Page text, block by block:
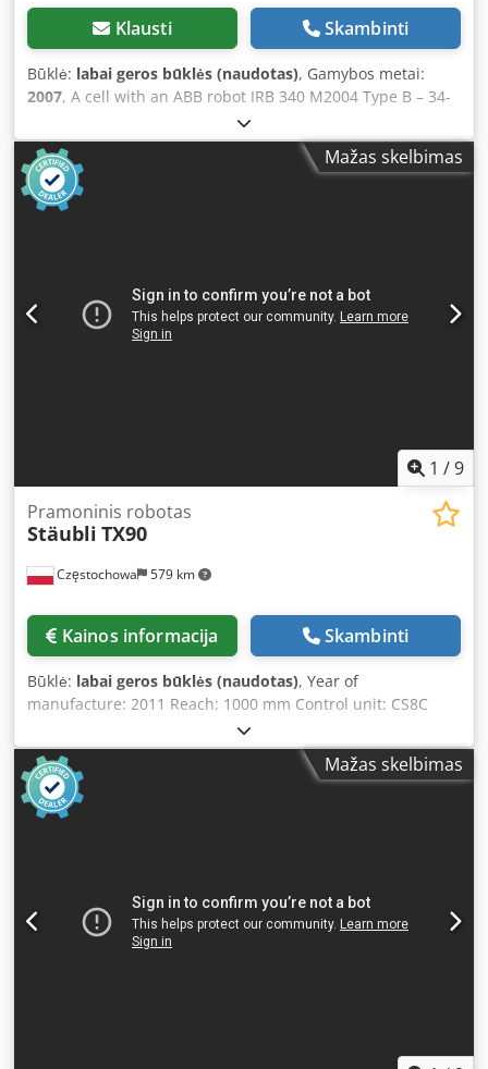
Klausti Skambinti
Būklė: labai geros būklės (naudotas), Gamybos metai:
2007, A cell with an ABB robot IRB 340 M2004 Type B – 34-
51225 One of the fastest pick-and-place robots of its
decade Delta robot for high-speed handling, object
identification, and stacking Quantity: 10 units Year of
manufacture: 2008 Control system: ABB M2004 Number of
axes: 4 Payload: 1 kg Robot weight: 140 kg Reach: Diameter
complete robot: €6,400/unit PRICE for a robot in a cell:
€7,100/unit ⤵ (with vision system and software)
Mažas skelbimas
1 /9
Częstochowa 579 km
Pramoninis robotas
Stäubli TX90
Kainos informacija Skambinti
Būklė: labai geros būklės (naudotas), Year of
manufacture: 2011 Reach: 1000 mm Control unit: CS8C
Payload: 6 kg Repeatability: ±0.03 mm Csdpfewcd R Ssx
Agmsha Robot weight: 111 kg Axes: 6
Mažas skelbimas